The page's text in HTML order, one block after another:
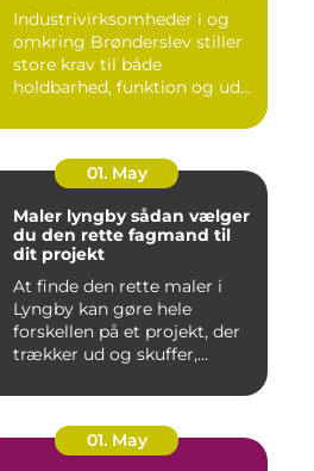
Industrivirksomheder i og
omkring Brønderslev stiller
store krav til både
holdbarhed, funktion og ud...
01. May
Maler lyngby sådan vælger
du den rette fagmand til
dit projekt
At finde den rette maler i
Lyngby kan gøre hele
forskellen på et projekt, der
trækker ud og skuffer,...
01. May